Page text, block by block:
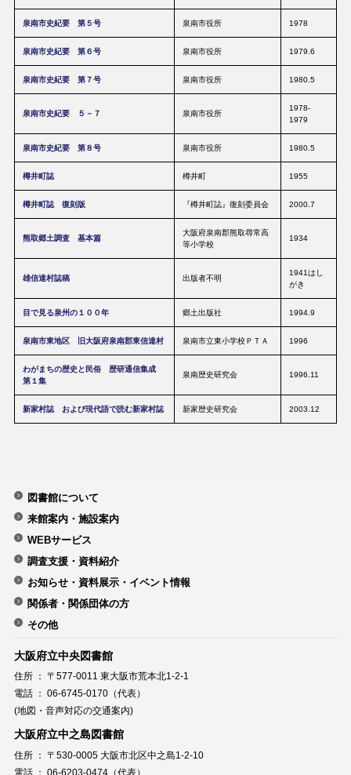
泉南市史紀要 第５号 泉南市役所 1978
泉南市史紀要 第６号 泉南市役所 1979.6
泉南市史紀要 第７号 泉南市役所 1980.5
泉南市史紀要 ５－７ 泉南市役所
1978-
1979
泉南市史紀要 第８号 泉南市役所 1980.5
樽井町誌 樽井町 1955
樽井町誌 復刻版 『樽井町誌』復刻委員会 2000.7
熊取郷土調査 基本篇
大阪府泉南郡熊取尋常高
等小学校
1934
雄信達村誌稿 出版者不明
1941はし
がき
目で見る泉州の１００年 郷土出版社 1994.9
泉南市東地区 旧大阪府泉南郡東信達村 泉南市立東小学校ＰＴＡ 1996
わがまちの歴史と民俗 歴研通信集成
第１集
泉南歴史研究会 1996.11
新家村誌 および現代語で読む新家村誌 新家歴史研究会 2003.12
図書館について
来館案内・施設案内
WEBサービス
調査支援・資料紹介
お知らせ・資料展示・イベント情報
関係者・関係団体の方
その他
大阪府立中央図書館
住所 ： 〒577-0011 東大阪市荒本北1-2-1
電話 ： 06-6745-0170（代表）
(地図・音声対応の交通案内)
大阪府立中之島図書館
住所 ： 〒530-0005 大阪市北区中之島1-2-10
電話 ： 06-6203-0474（代表）